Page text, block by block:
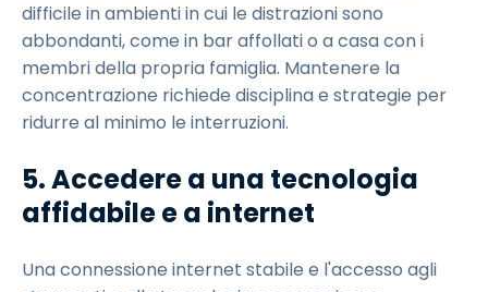
difficile in ambienti in cui le distrazioni sono
abbondanti, come in bar affollati o a casa con i
membri della propria famiglia. Mantenere la
concentrazione richiede disciplina e strategie per
ridurre al minimo le interruzioni.
5. Accedere a una tecnologia
affidabile e a internet
Una connessione internet stabile e l'accesso agli